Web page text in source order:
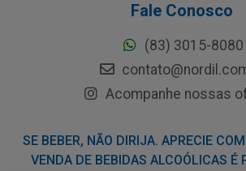
Fale Conosco
(83) 3015-8080
Acompanhe nossas
SE BEBER, NÃO DIRIJA. APRECIE
VENDA DE BEBIDAS ALCOÓLICAS É